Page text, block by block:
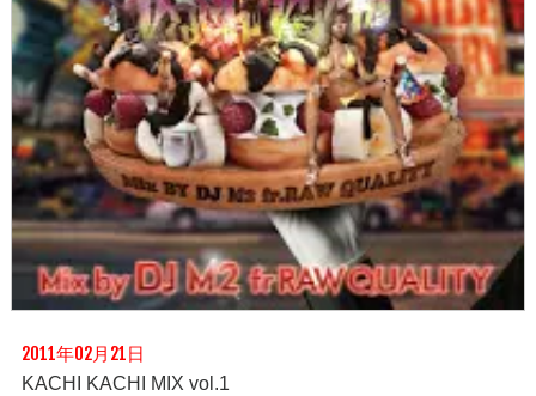
2011年02月21日
KACHI KACHI MIX vol.1